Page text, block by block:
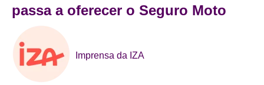
passa a oferecer o Seguro Moto
Imprensa da IZA